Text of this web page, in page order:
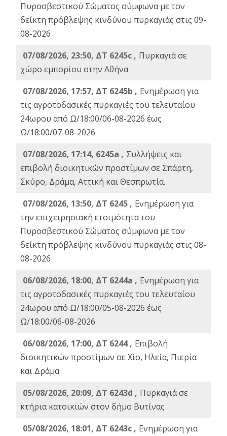
Πυροσβεστικού Σώματος σύμφωνα με τον
δείκτη πρόβλεψης κινδύνου πυρκαγιάς στις 09-
08-2026
07/08/2026, 23:50, ΔΤ 6245c , Πυρκαγιά σε
χώρο εμπορίου στην Αθήνα
07/08/2026, 17:57, ΔΤ 6245b , Ενημέρωση για
τις αγροτοδασικές πυρκαγιές του τελευταίου
24ωρου από Ω/18:00/06-08-2026 έως
Ω/18:00/07-08-2026
07/08/2026, 17:14, 6245a , Συλλήψεις και
επιβολή διοικητικών προστίμων σε Σπάρτη,
Σκύρο, Δράμα, Αττική και Θεσπρωτία.
07/08/2026, 13:50, ΔΤ 6245 , Ενημέρωση για
την επιχειρησιακή ετοιμότητα του
Πυροσβεστικού Σώματος σύμφωνα με τον
δείκτη πρόβλεψης κινδύνου πυρκαγιάς στις 08-
08-2026
06/08/2026, 18:00, ΔΤ 6244a , Ενημέρωση για
τις αγροτοδασικές πυρκαγιές του τελευταίου
24ωρου από Ω/18:00/05-08-2026 έως
Ω/18:00/06-08-2026
06/08/2026, 17:00, ΔΤ 6244 , Επιβολή
διοικητικών προστίμων σε Χίο, Ηλεία, Πιερία
και Δράμα
05/08/2026, 20:09, ΔΤ 6243d , Πυρκαγιά σε
κτήρια κατοικιών στον δήμο Βυτίνας
05/08/2026, 18:01, ΔΤ 6243c , Ενημέρωση για